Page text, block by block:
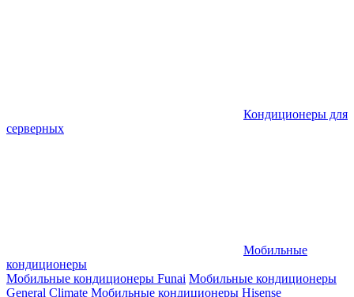
Кондиционеры для
серверных
Мобильные
кондиционеры
Мобильные кондиционеры Funai Мобильные кондиционеры
General Climate Мобильные кондиционеры Hisense